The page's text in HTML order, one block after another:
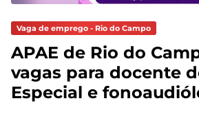
Vaga de emprego - Rio do Campo
APAE de Rio do
vagas para docente
Especial e